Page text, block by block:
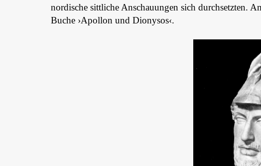
nordische sittliche Anschauungen sich durchsetzten.
Buche ›Apollon und Dionysos‹.